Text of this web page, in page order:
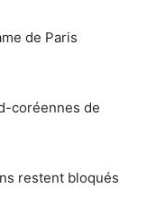
de Paris
coréennes de
restent bloqués